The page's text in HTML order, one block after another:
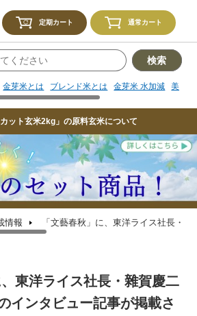
定期カート 通常カート
検索
金芽米とは ブレンド米とは 金芽米 水加減 美味
ット玄米2kg」の原料玄米について
情報 「文藝春秋」に、東洋ライス社長・
、東洋ライス社長・雜賀慶二
インタビュー記事が掲載さ